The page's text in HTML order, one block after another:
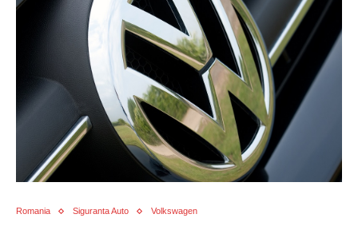
Romania Siguranta Auto Volkswagen